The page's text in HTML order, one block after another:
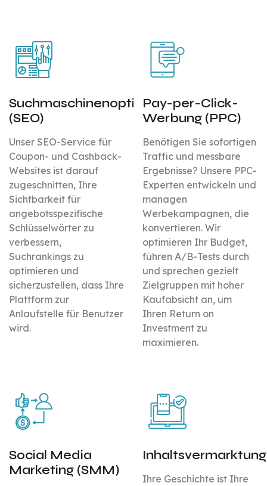
Suchmaschinenoptimierung
(SEO)
Unser SEO-Service für
Coupon- und Cashback-
Websites ist darauf
zugeschnitten, Ihre
Sichtbarkeit für
angebotsspezifische
Schlüsselwörter zu
verbessern,
Suchrankings zu
optimieren und
sicherzustellen, dass Ihre
Plattform zur
Anlaufstelle für Benutzer
wird.
Pay-per-Click-
Werbung (PPC)
Benötigen Sie sofortigen
Traffic und messbare
Ergebnisse? Unsere PPC-
Experten entwickeln und
managen
Werbekampagnen, die
konvertieren. Wir
optimieren Ihr Budget,
führen A/B-Tests durch
und sprechen gezielt
Zielgruppen mit hoher
Kaufabsicht an, um
Ihren Return on
Investment zu
maximieren.
Social Media
Marketing (SMM)
Inhaltsvermarktung
Ihre Geschichte ist Ihre